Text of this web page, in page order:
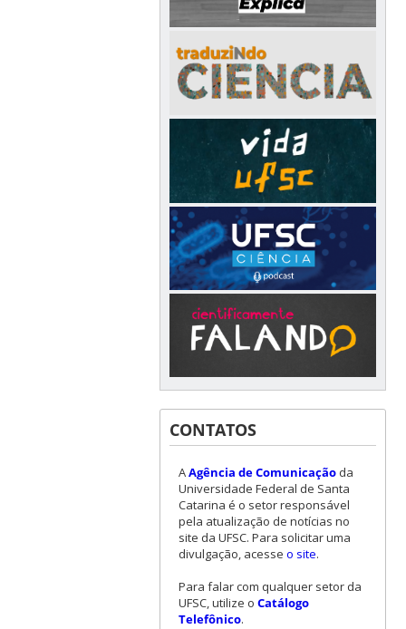
CONTATOS
AAgência de Comunicaçãoda
Universidade Federal de Santa
Catarina é o setor responsável
pela atualização de notícias no
site da UFSC. Para solicitar uma
divulgação, acesse o site.
Para falar com qualquer setor da
UFSC, utilize o Catálogo
Telefônico.